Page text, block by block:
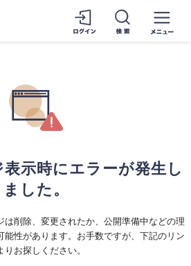
示時にエラーが発生し
ました。
は削除、変更されたか、公開準備中などの理
能性があります。お手数ですが、下記のリン
りお探しください。